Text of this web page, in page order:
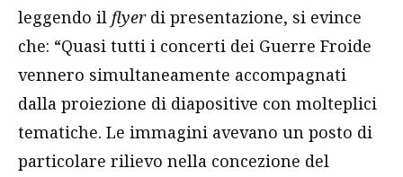
leggendo il flyerdi presentazione, si evince
che: “Quasi tutti i concerti dei Guerre Froide
vennero simultaneamente accompagnati
dalla proiezione di diapositive con molteplici
tematiche. Le immagini avevano un posto di
particolare rilievo nella concezione del